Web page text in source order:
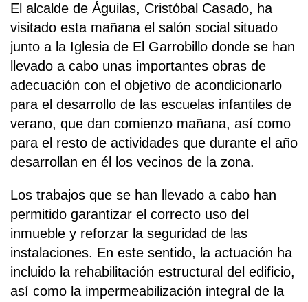
El alcalde de Águilas, Cristóbal Casado, ha
visitado esta mañana el salón social situado
junto a la Iglesia de El Garrobillo donde se han
llevado a cabo unas importantes obras de
adecuación con el objetivo de acondicionarlo
para el desarrollo de las escuelas infantiles de
verano, que dan comienzo mañana, así como
para el resto de actividades que durante el año
desarrollan en él los vecinos de la zona.
Los trabajos que se han llevado a cabo han
permitido garantizar el correcto uso del
inmueble y reforzar la seguridad de las
instalaciones. En este sentido, la actuación ha
incluido la rehabilitación estructural del edificio,
así como la impermeabilización integral de la